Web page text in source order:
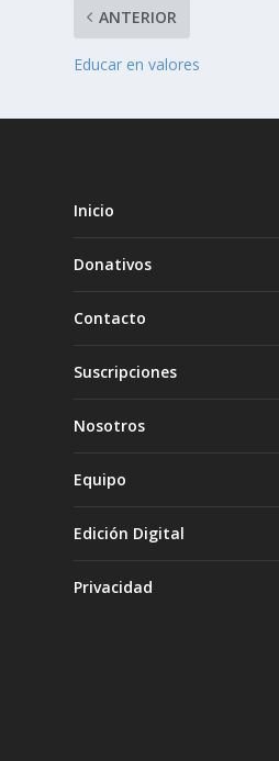
ANTERIOR
Educar en valores
Inicio
Donativos
Contacto
Suscripciones
Nosotros
Equipo
Edición Digital
Privacidad